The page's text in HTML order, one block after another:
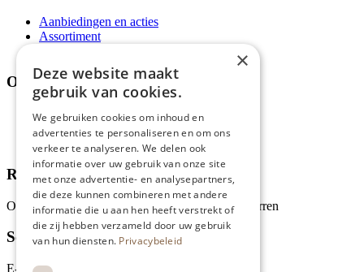
Aanbiedingen en acties
Assortiment
Over ons
Wie zijn wij?
Recepten
Tips
Recensies
Onze klanten waarderen ons met 4.9 van de 5 sterren
Schrijf je in voor onze nieuwsbrief
E-mailadres
×
Deze website maakt
gebruik van cookies.
We gebruiken cookies om inhoud en
advertenties te personaliseren en om ons
verkeer te analyseren. We delen ook
informatie over uw gebruik van onze site
met onze advertentie- en analysepartners,
die deze kunnen combineren met andere
informatie die u aan hen heeft verstrekt of
die zij hebben verzameld door uw gebruik
van hun diensten. Privacybeleid